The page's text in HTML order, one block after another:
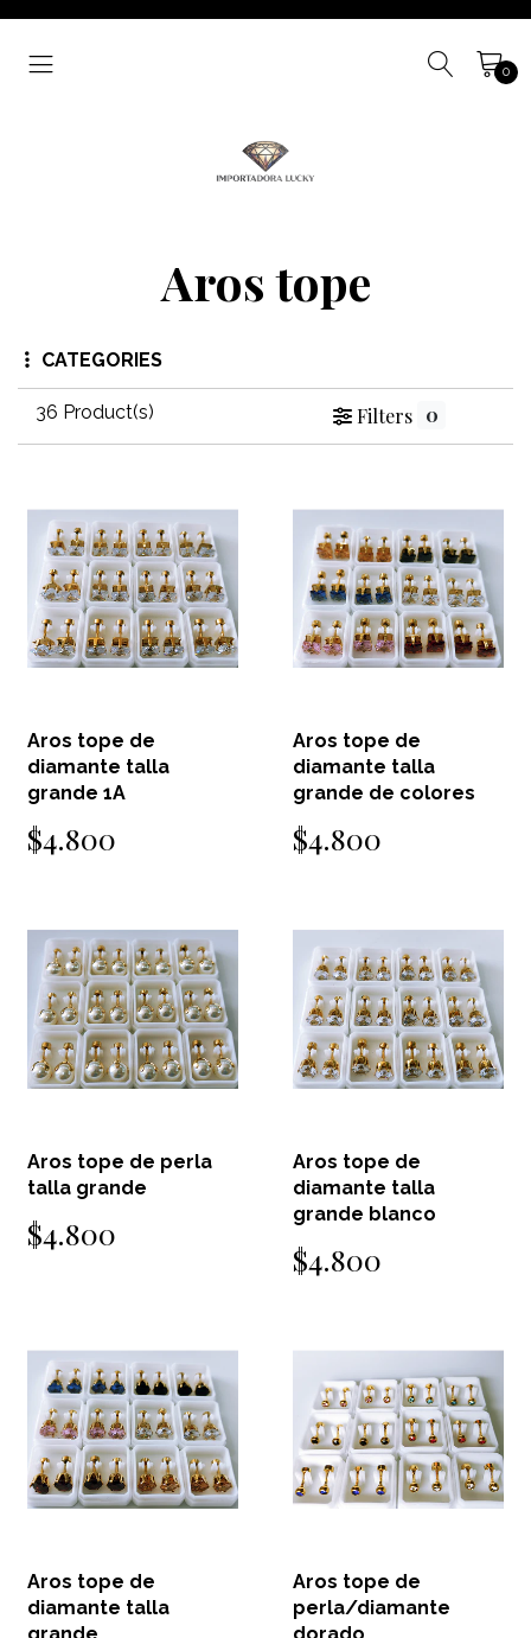
0
Aros tope
CATEGORIES
36 Product(s) Filters 0
Aros tope de
diamante talla
grande 1A
$4.800
Aros tope de
diamante talla
grande de colores
$4.800
Aros tope de perla
talla grande
$4.800
Aros tope de
diamante talla
grande blanco
$4.800
Aros tope de
diamante talla
Aros tope de
perla/diamante